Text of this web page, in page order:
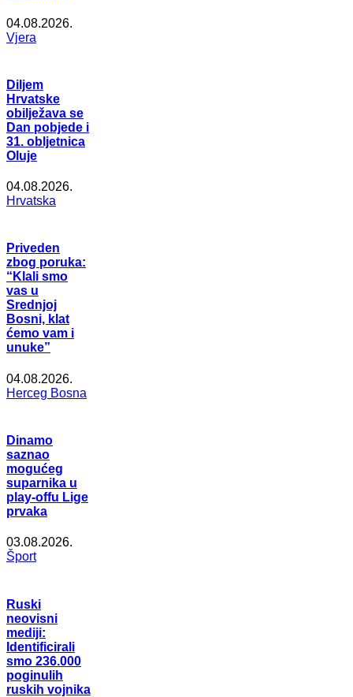
04.08.2026.
Vjera
Diljem
Hrvatske
obilježava se
Dan pobjede i
31. obljetnica
Oluje
04.08.2026.
Hrvatska
Priveden
zbog poruka:
“Klali smo
vas u
Srednjoj
Bosni, klat
ćemo vam i
unuke”
04.08.2026.
Herceg Bosna
Dinamo
saznao
mogućeg
suparnika u
play-offu Lige
prvaka
03.08.2026.
Šport
Ruski
neovisni
mediji:
Identificirali
smo 236.000
poginulih
ruskih vojnika